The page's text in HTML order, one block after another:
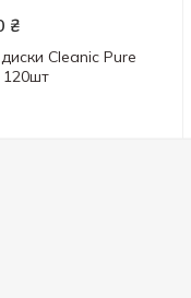
₴
Cleanic Pure